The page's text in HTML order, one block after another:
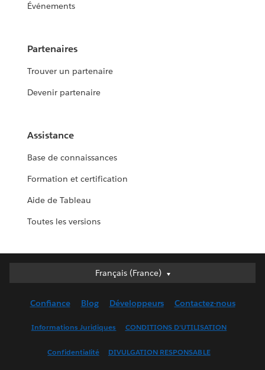
Événements
Partenaires
Trouver un partenaire
Devenir partenaire
Assistance
Base de connaissances
Formation et certification
Aide de Tableau
Toutes les versions
Français (France)
Français (France)
English (UK)
Français (Canada)
Confiance Blog Développeurs Contactez-nous
Informations Juridiques CONDITIONS D'UTILISATION
Confidentialité DIVULGATION RESPONSABLE